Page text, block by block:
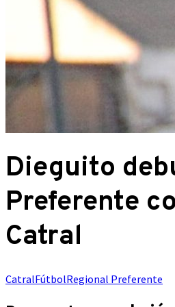
Dieguito
Preferente
Catral
CatralFútbolRegional Preferente